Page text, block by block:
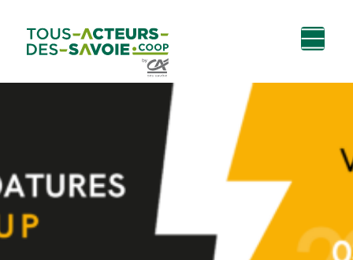
contenu
principal